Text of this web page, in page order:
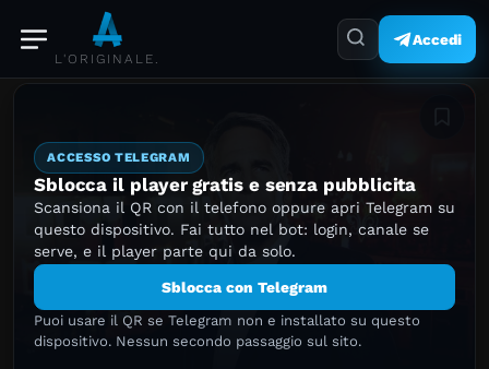
L'ORIGINALE.
Accedi
ACCESSO TELEGRAM
Sblocca il player gratis e senza pubblicita
Scansiona il QR con il telefono oppure apri Telegram su
questo dispositivo. Fai tutto nel bot: login, canale se
serve, e il player parte qui da solo.
Sblocca con Telegram
Puoi usare il QR se Telegram non e installato su questo
dispositivo. Nessun secondo passaggio sul sito.